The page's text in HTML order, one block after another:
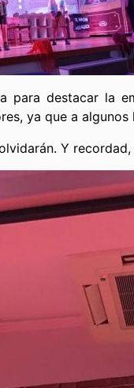
destacar la
ya que a
Y